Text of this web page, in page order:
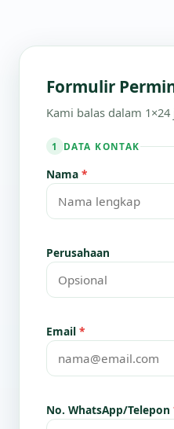
Formulir
Kami balas dalam
1 DATA KONTAK
Nama *
Perusahaan
Email *
No. WhatsApp/Telepon